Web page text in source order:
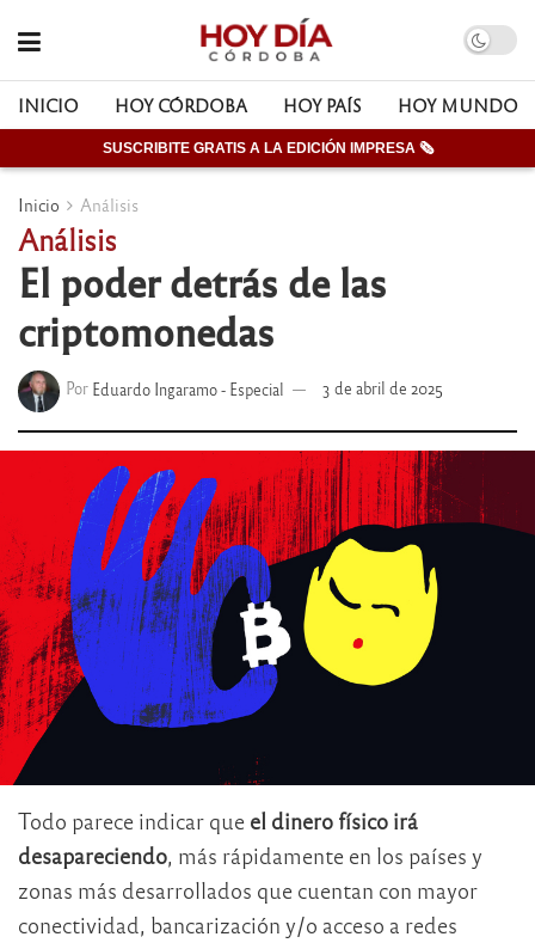
INICIO HOY CÓRDOBA HOY PAÍS HOY MUNDO
SUSCRIBITE GRATIS A LA EDICIÓN IMPRESA 🗞
Inicio Análisis
Análisis
El poder detrás de las
criptomonedas
Por Eduardo Ingaramo - Especial 3 de abril de 2025
Todo parece indicar que el dinero físico irá
desapareciendo, más rápidamente en los países y
zonas más desarrollados que cuentan con mayor
conectividad, bancarización y/o acceso a redes